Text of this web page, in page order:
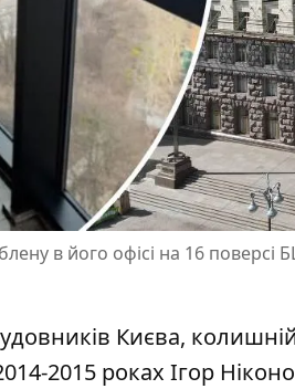
в його офісі на 16
Києва,
2015 роках Ігор